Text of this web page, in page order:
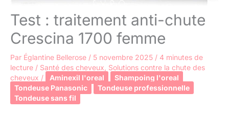
Test : traitement anti-chute
Crescina 1700 femme
Par Églantine Bellerose / 5 novembre 2025 / 4 minutes de
lecture / Santé des cheveux Solutions contre la chute des
cheveux / Aminexil l'oreal
Shampoing l'oreal
Tondeuse Panasonic
Tondeuse professionnelle
Tondeuse sans fil